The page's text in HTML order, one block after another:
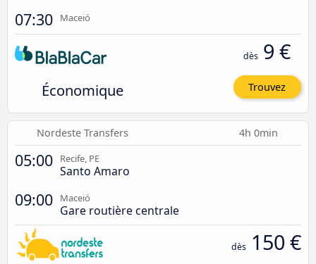
07:30 Maceió
Économique
dès 9 €
Trouvez
Nordeste Transfers 4h 0min
05:00 Recife, PE
Santo Amaro
09:00 Maceió
Gare routière centrale
dès 150 €